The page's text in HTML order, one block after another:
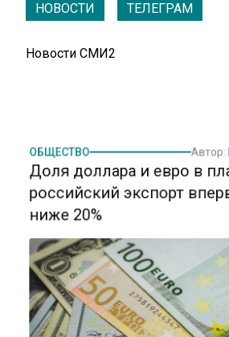
НОВОСТИ ТЕЛЕГРАМ
Новости СМИ2
Доля доллара и евро в
российский экспорт
ниже 20%